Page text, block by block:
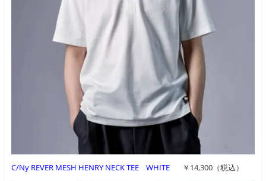
C/Ny REVER MESH HENRY NECK TEE WHITE￥14,300（税込）